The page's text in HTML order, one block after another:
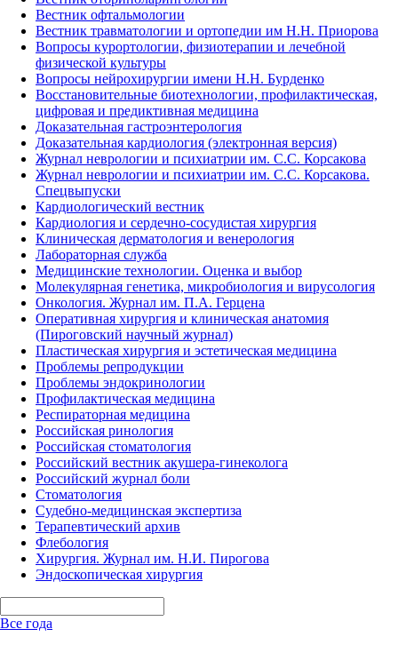
Вестник офтальмологии
Вестник травматологии и ортопедии им Н.Н. Приорова
Вопросы курортологии, физиотерапии и лечебной
физической культуры
Вопросы нейрохирургии имени Н.Н. Бурденко
Восстановительные биотехнологии, профилактическая,
цифровая и предиктивная медицина
Доказательная гастроэнтерология
Доказательная кардиология (электронная версия)
Журнал неврологии и психиатрии им. С.С. Корсакова
Журнал неврологии и психиатрии им. С.С. Корсакова.
Спецвыпуски
Кардиологический вестник
Кардиология и сердечно-сосудистая хирургия
Клиническая дерматология и венерология
Лабораторная служба
Медицинские технологии. Оценка и выбор
Молекулярная генетика, микробиология и вирусология
Онкология. Журнал им. П.А. Герцена
Оперативная хирургия и клиническая анатомия
(Пироговский научный журнал)
Пластическая хирургия и эстетическая медицина
Проблемы репродукции
Проблемы эндокринологии
Профилактическая медицина
Респираторная медицина
Российская ринология
Российская стоматология
Российский вестник акушера-гинеколога
Российский журнал боли
Стоматология
Судебно-медицинская экспертиза
Терапевтический архив
Флебология
Хирургия. Журнал им. Н.И. Пирогова
Эндоскопическая хирургия
Все года